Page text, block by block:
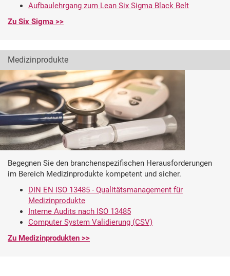
Aufbaulehrgang zum Lean Six Sigma Black Belt
Zu Six Sigma >>
Medizinprodukte
Begegnen Sie den branchenspezifischen Herausforderungen
im Bereich Medizinprodukte kompetent und sicher.
DIN EN ISO 13485 - Qualitätsmanagement für
Medizinprodukte
Interne Audits nach ISO 13485
Computer System Validierung (CSV)
Zu Medizinprodukten >>